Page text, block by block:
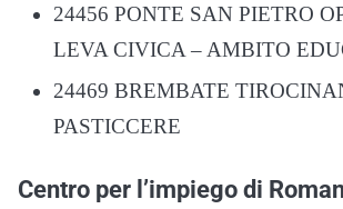
24456 PONTE SAN PIETRO
LEVA CIVICA – AMBITO
24469 BREMBATE
PASTICCERE
Centro per l’impiego di